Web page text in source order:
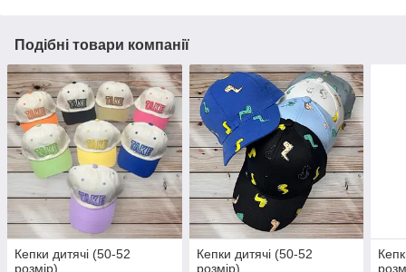
Подібні товари компанії
Кепки дитячі (50-52
розмір)
Кепки дитячі (50-52
розмір)